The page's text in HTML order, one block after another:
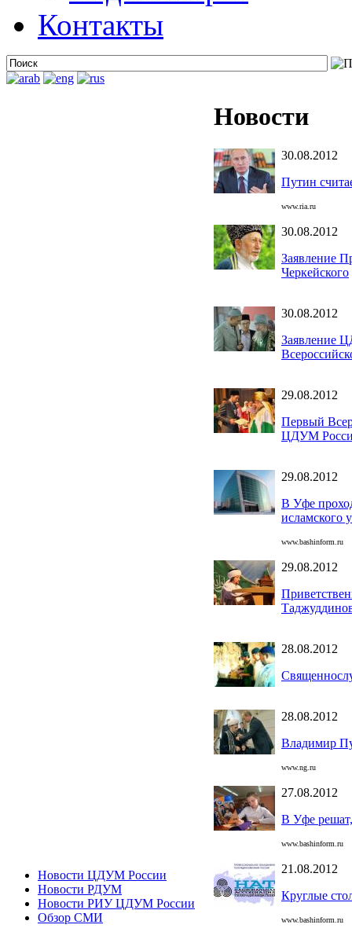
Контакты
Новости ЦДУМ России
Новости РДУМ
Новости РИУ ЦДУМ России
Обзор СМИ
Новости
30.08.2012
Путин
www.ria.ru
30.08.2012
Заявление
Черкейского
30.08.2012
Заявление
29.08.2012
Первый
ЦДУМ
29.08.2012
В Уфе
исламского
www.bashinform.ru
29.08.2012
28.08.2012
28.08.2012
Владимир
www.ng.ru
27.08.2012
В Уфе
www.bashinform.ru
21.08.2012
Круглые
www.bashinform.ru